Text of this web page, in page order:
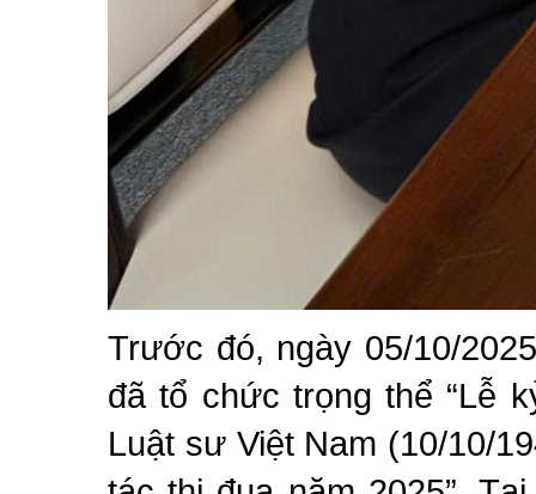
Trước đó, ngày 05/10/
đã tổ chức trọng thể “Lễ
Luật sư Việt Nam (10/10/